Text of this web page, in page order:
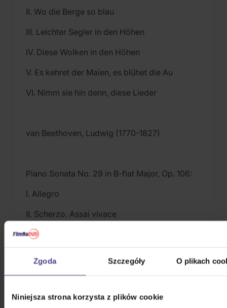
Zgoda Szczegóły O plikach
Niniejsza strona korzysta z plików cookie
II. Wo die Berge so blau
III. Leichter Segler in den Höhen
IV. Diese Wolken in den Höhen
V. Es kehret der Maien, es blühet die Au
VI. Nimm sie hin denn, diese Lieder
van Beethoven, Ludwig (1770-1827)
Piano Sonata No. 29 in B-flat Major, Op. 106:
I. Allegro
II. Scherzo. Assai vivace
III. Adagio sostenuto
van Beethoven, Ludwig (1770-1827)